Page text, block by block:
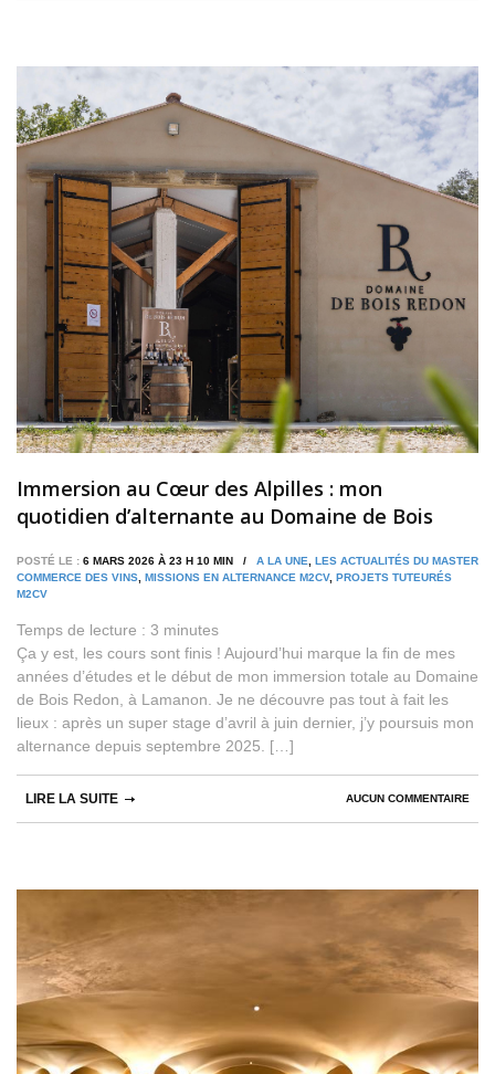
Immersion au Cœur des Alpilles : mon
quotidien d’alternante au Domaine de Bois
POSTÉ LE : 6 MARS 2026 À 23 H 10 MIN / A LA UNE, LES ACTUALITÉS DU MASTER
COMMERCE DES VINS, MISSIONS EN ALTERNANCE M2CV, PROJETS TUTEURÉS
M2CV
Temps de lecture : 3 minutes
Ça y est, les cours sont finis ! Aujourd’hui marque la fin de mes
années d’études et le début de mon immersion totale au Domaine
de Bois Redon, à Lamanon. Je ne découvre pas tout à fait les
lieux : après un super stage d’avril à juin dernier, j’y poursuis mon
alternance depuis septembre 2025. […]
AUCUN COMMENTAIRE
LIRE LA SUITE